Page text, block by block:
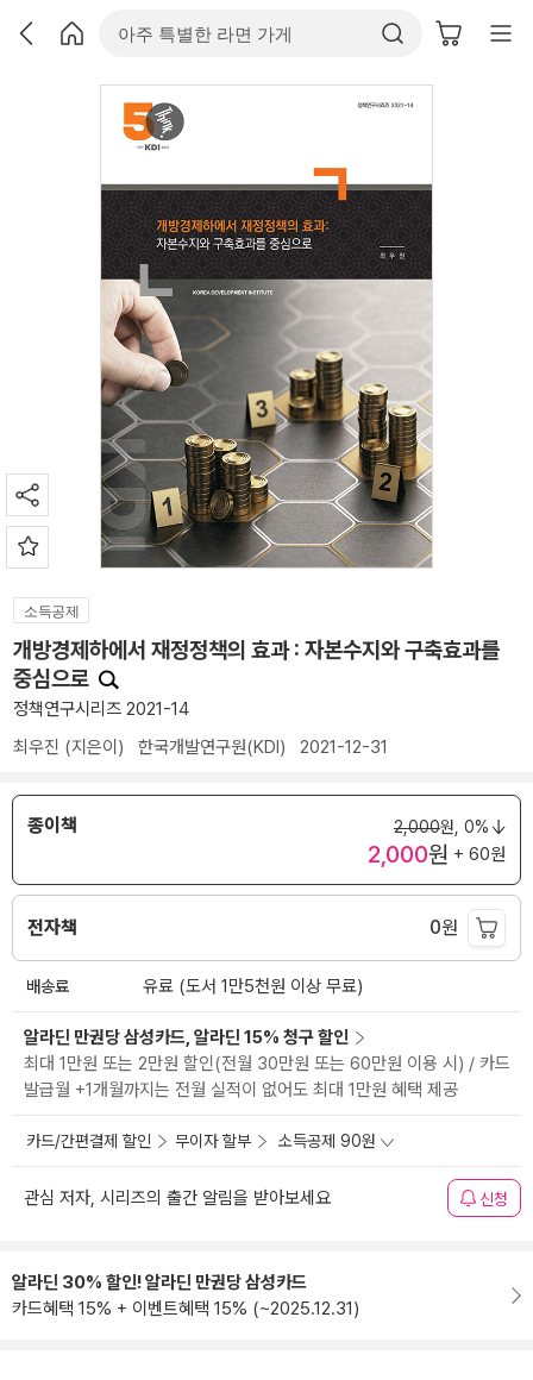
소득공제
개방경제하에서 재정정책의 효과 : 자본수지와 구축효과를
중심으로
정책연구시리즈 2021-14
최우진 (지은이) 한국개발연구원(KDI) 2021-12-31
종이책 2,000원, 0%
2,000원 + 60원
전자책 0원
배송료 유료 (도서 1만5천원 이상 무료)
알라딘 만권당 삼성카드, 알라딘 15% 청구 할인
최대 1만원 또는 2만원 할인(전월 30만원 또는 60만원 이용 시) / 카드
발급월 +1개월까지는 전월 실적이 없어도 최대 1만원 혜택 제공
카드/간편결제 할인 무이자 할부 소득공제 90원
관심 저자, 시리즈의 출간 알림을 받아보세요 신청
알라딘 30% 할인! 알라딘 만권당 삼성카드
카드혜택 15% + 이벤트혜택 15% (~2025.12.31)